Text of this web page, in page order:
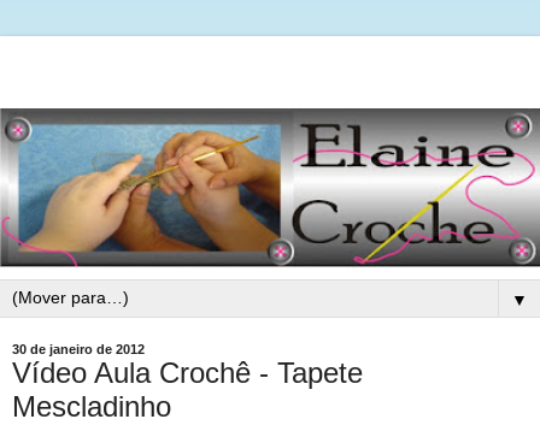
▼
30 de janeiro de 2012
Vídeo Aula Crochê - Tapete
Mescladinho